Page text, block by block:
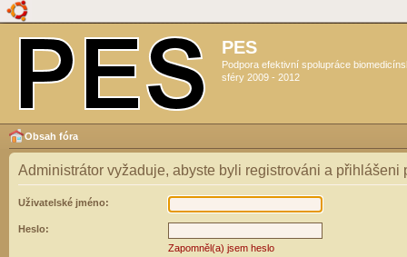
PES
Podpora efektivní spolupráce
sféry 2009 - 2012
Obsah fóra
Administrátor vyžaduje, abyste byli registrováni a přihlášeni
Uživatelské jméno:
Heslo:
Zapomněl(a) jsem heslo